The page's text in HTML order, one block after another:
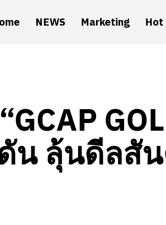
NEWS Marketing
“GCAP
น ลุ้นดีลสั